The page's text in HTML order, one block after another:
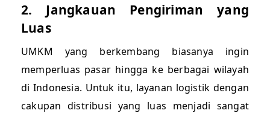
2. Jangkauan Pengiriman yang
Luas
UMKM yang berkembang biasanya ingin
memperluas pasar hingga ke berbagai wilayah
di Indonesia. Untuk itu, layanan logistik dengan
cakupan distribusi yang luas menjadi sangat